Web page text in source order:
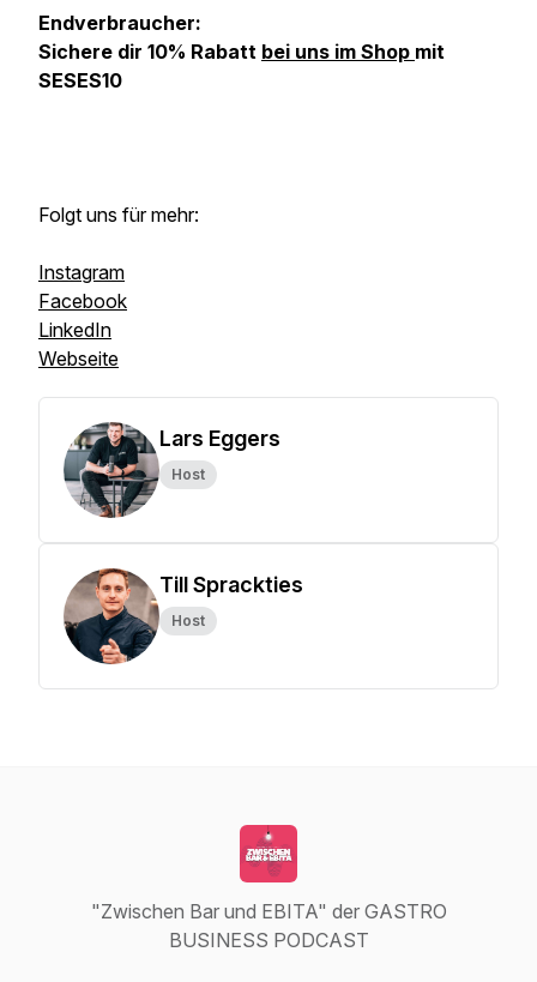
Endverbraucher:
Sichere dir 10% Rabatt bei uns im Shop mit
SESES10
Folgt uns für mehr:
Instagram
Facebook
LinkedIn
Webseite
Lars Eggers
Host
Till Sprackties
Host
"Zwischen Bar und EBITA" der GASTRO
BUSINESS PODCAST